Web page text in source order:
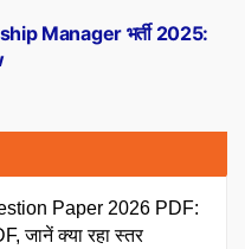
Manager भर्ती 2025:
Paper 2026 PDF:
जानें क्या रहा स्तर